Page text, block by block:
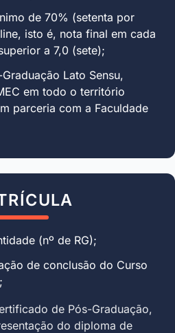
de 70% (setenta por
isto é, nota final em cada
a 7,0 (sete);
Lato Sensu,
em todo o território
parceria com a Faculdade
(nº de RG);
de conclusão do Curso
de Pós-Graduação,
do diploma de